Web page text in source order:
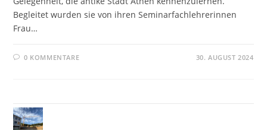
Begleitet wurden sie von ihren Seminarfachlehrerinnen
Frau…
0 KOMMENTARE 30. AUGUST 2024